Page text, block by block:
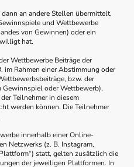
an andere Stellen übermittelt,
und Wettbewerbe
von Gewinnen) oder ein
hat.
Wettbewerbe Beiträge der
im Rahmen einer Abstimmung oder
bzw. der
oder Wettbewerb),
Teilnehmer in diesem
werden können. Die Teilnehmer
innerhalb einer Online-
Netzwerks (z. B. Instagram,
statt, gelten zusätzlich die
der jeweiligen Plattformen. In